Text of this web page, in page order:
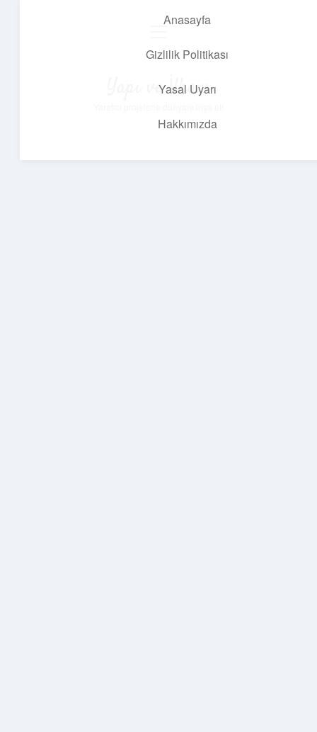
Anasayfa
Gizlilik Politikası
Yasal Uyarı
Hakkımızda
Yapı ve İlham